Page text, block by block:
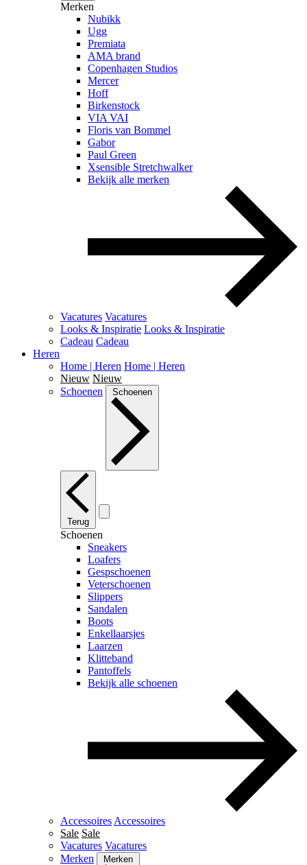
Merken
Nubikk
Ugg
Premiata
AMA brand
Copenhagen Studios
Mercer
Hoff
Birkenstock
VIA VAI
Floris van Bommel
Gabor
Paul Green
Xsensible Stretchwalker
Bekijk alle merken
Vacatures Vacatures
Looks & Inspiratie Looks & Inspiratie
Cadeau Cadeau
Heren
Home | Heren Home | Heren
Nieuw Nieuw
Schoenen
Schoenen
Terug
Schoenen
Sneakers
Loafers
Gespschoenen
Veterschoenen
Slippers
Sandalen
Boots
Enkellaarsjes
Laarzen
Klitteband
Pantoffels
Bekijk alle schoenen
Accessoires Accessoires
Sale Sale
Vacatures Vacatures
Merken
Merken